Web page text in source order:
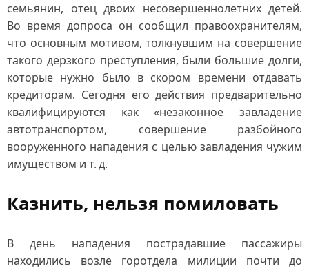
семьянин, отец двоих несовершеннолетних детей.
Во время допроса он сообщил правоохранителям,
что основным мотивом, толкнувшим на совершение
такого дерзкого преступления, были большие долги,
которые нужно было в скором времени отдавать
кредиторам. Сегодня его действия предварительно
квалифицируются как «незаконное завладение
автотранспортом, совершение разбойного
вооруженного нападения с целью завладения чужим
имуществом и т. д.
Казнить, нельзя помиловать
В день нападения пострадавшие пассажиры
находились возле горотдела милиции почти до